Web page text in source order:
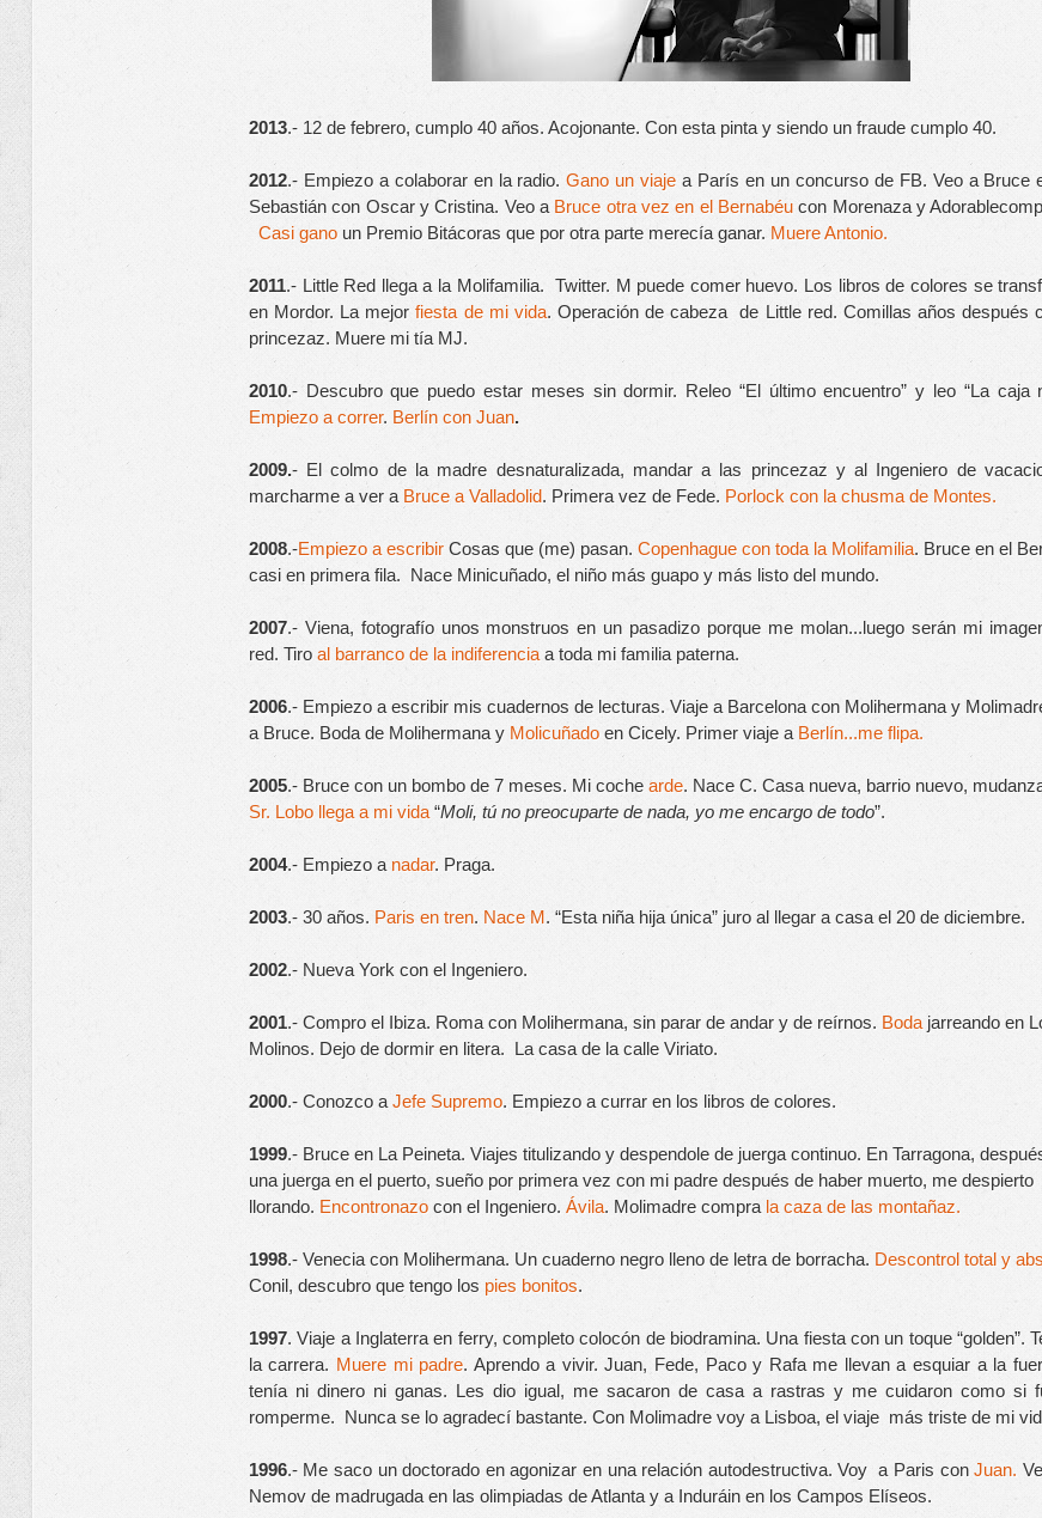
2013.- 12 de febrero, cumplo 40 años. Acojonante. Con esta pinta y siendo un fraude cumplo 40.
2012.- Empiezo a colaborar en la radio. Gano un viaje a París en un concurso de FB. Veo a Bruce
Sebastián con Oscar y Cristina. Veo a Bruce otra vez en el Bernabéu con Morenaza y
Casi gano un Premio Bitácoras que por otra parte merecía ganar. Muere Antonio.
2011.- Little Red llega a la Molifamilia.  Twitter. M puede comer huevo. Los libros de colores se
en Mordor. La mejor fiesta de mi vida. Operación de cabeza  de Little red. Comillas años después
princezaz. Muere mi tía MJ.
2010
Empiezo a correr. Berlín con Juan.
2009.- El colmo de la madre desnaturalizada, mandar a las princezaz y al Ingeniero de
marcharme a ver a Bruce a Valladolid. Primera vez de Fede. Porlock con la chusma de Montes.
2008.-Empiezo a escribir Cosas que (me) pasan. Copenhague con toda la Molifamilia. Bruce en el
casi en primera fila.  Nace Minicuñado, el niño más guapo y más listo del mundo.
2007.- Viena, fotografío unos monstruos en un pasadizo porque me molan...luego serán mi
red. Tiro al barranco de la indiferencia a toda mi familia paterna.
2006.- Empiezo a escribir mis cuadernos de lecturas. Viaje a Barcelona con Molihermana y
a Bruce. Boda de Molihermana y Molicuñado en Cicely. Primer viaje a Berlín...me flipa.
2005.- Bruce con un bombo de 7 meses. Mi coche arde
Sr. Lobo llega a mi vida “Moli, tú no preocuparte de nada, yo me encargo de todo”.
2004.- Empiezo a nadar. Praga.
2003.- 30 años. Paris en tren. Nace M. “Esta niña hija única” juro al llegar a casa el 20 de diciembre.
2002.- Nueva York con el Ingeniero.
2001.- Compro el Ibiza. Roma con Molihermana, sin parar de andar y de reírnos. Boda jarreando en
Molinos. Dejo de dormir en litera.  La casa de la calle Viriato.
2000.- Conozco a Jefe Supremo. Empiezo a currar en los libros de colores.
1999.- Bruce en La Peineta. Viajes titulizando y despendole de juerga continuo. En Tarragona,
una juerga en el puerto, sueño por primera vez con mi padre después de haber muerto, me despierto
llorando. Encontronazo con el Ingeniero. Ávila. Molimadre compra la caza de las montañaz.
1998.- Venecia con Molihermana. Un cuaderno negro lleno de letra de borracha. Descontrol total y
Conil, descubro que tengo los pies bonitos.
1997. Viaje a Inglaterra en ferry, completo colocón de biodramina. Una fiesta con un toque “golden”.
la carrera. Muere mi padre. Aprendo a vivir. Juan, Fede, Paco y Rafa me llevan a esquiar a la
tenía ni dinero ni ganas. Les dio igual, me sacaron de casa a rastras y me cuidaron como si
romperme. Nunca se lo agradecí bastante. Con Molimadre voy a Lisboa, el viaje más triste de mi
1996.- Me saco un doctorado en agonizar en una relación autodestructiva. Voy  a Paris con Juan.
Nemov de madrugada en las olimpiadas de Atlanta y a Induráin en los Campos Elíseos.